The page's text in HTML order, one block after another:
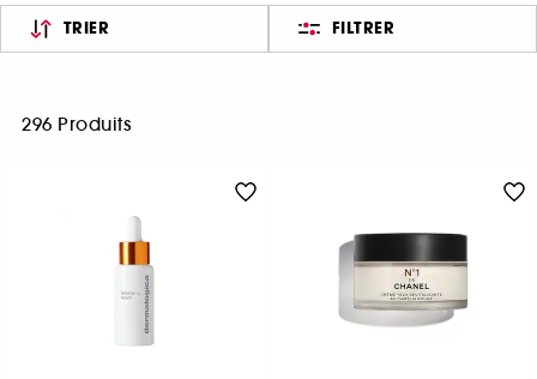
TRIER FILTRER
296 Produits